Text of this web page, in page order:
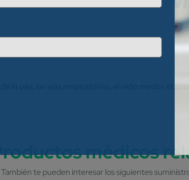
la piel, las vías respiratorias, el oído medio, el